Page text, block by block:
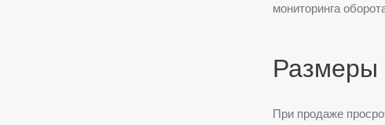
мониторинга
Размеры
При продаже